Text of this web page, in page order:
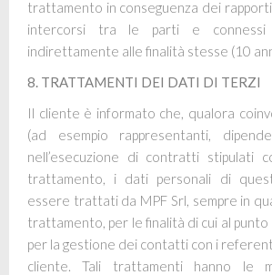
trattamento in conseguenza dei
intercorsi tra le parti e connessi
indirettamente alle finalità stesse (10
8. TRATTAMENTI DEI DATI DI TERZI
Il cliente è informato che, qualora
(ad esempio rappresentanti,
nell’esecuzione di contratti stipulati
trattamento, i dati personali di
essere trattati da MPF Srl, sempre in
trattamento, per le finalità di cui al
per la gestione dei contatti con i
cliente. Tali trattamenti hanno le